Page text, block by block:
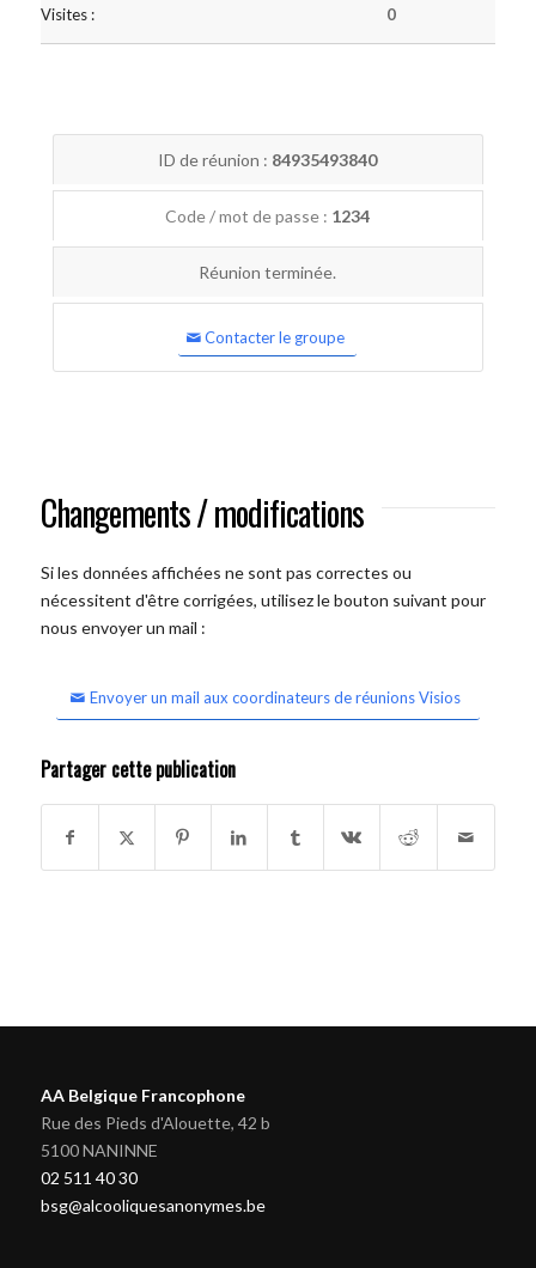
Visites : 0
ID de réunion : 84935493840
Code / mot de passe : 1234
Réunion terminée.
Contacter le groupe
Changements / modifications
Si les données affichées ne sont pas correctes ou
nécessitent d'être corrigées, utilisez le bouton suivant pour
nous envoyer un mail :
Envoyer un mail aux coordinateurs de réunions Visios
Partager cette publication
AA Belgique Francophone
Rue des Pieds d'Alouette, 42 b
5100 NANINNE
02 511 40 30
bsg@alcooliquesanonymes.be